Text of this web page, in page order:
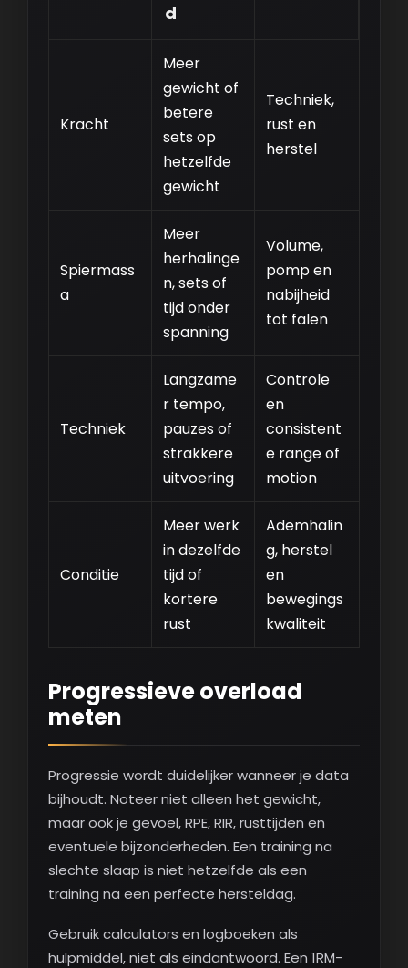
d
Kracht
Meer
gewicht of
betere
sets op
hetzelfde
gewicht
Techniek,
rust en
herstel
Spiermass
a
Meer
herhalinge
n, sets of
tijd onder
spanning
Volume,
pomp en
nabijheid
tot falen
Techniek
Langzame
r tempo,
pauzes of
strakkere
uitvoering
Controle
en
consistent
e range of
motion
Conditie
Meer werk
in dezelfde
tijd of
kortere
rust
Ademhalin
g, herstel
en
bewegings
kwaliteit
Progressieve overload
meten
Progressie wordt duidelijker wanneer je data
bijhoudt. Noteer niet alleen het gewicht,
maar ook je gevoel, RPE, RIR, rusttijden en
eventuele bijzonderheden. Een training na
slechte slaap is niet hetzelfde als een
training na een perfecte hersteldag.
Gebruik calculators en logboeken als
hulpmiddel, niet als eindantwoord. Een 1RM-